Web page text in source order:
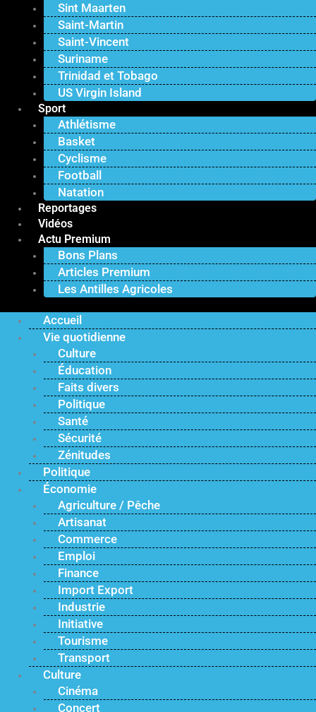
Sint Maarten
Saint-Martin
Saint-Vincent
Suriname
Trinidad et Tobago
US Virgin Island
Sport
Athlétisme
Basket
Cyclisme
Football
Natation
Reportages
Vidéos
Actu Premium
Bons Plans
Articles Premium
Les Antilles Agricoles
Accueil
Vie quotidienne
Culture
Éducation
Faits divers
Politique
Santé
Sécurité
Zénitudes
Politique
Économie
Agriculture / Pêche
Artisanat
Commerce
Emploi
Finance
Import Export
Industrie
Initiative
Tourisme
Transport
Culture
Cinéma
Concert